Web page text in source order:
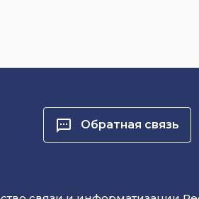
Обратная связь